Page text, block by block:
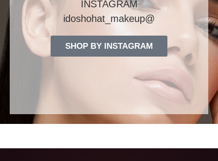
INSTAGRAM
@idoshohat_makeup
SHOP BY INSTAGRAM